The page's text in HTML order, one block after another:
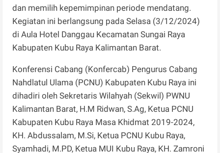
dan memilih kepemimpinan periode mendatang.
Kegiatan ini berlangsung pada Selasa (3/12/2024)
di Aula Hotel Danggau Kecamatan Sungai Raya
Kabupaten Kubu Raya Kalimantan Barat.
Konferensi Cabang (Konfercab) Pengurus Cabang
Nahdlatul Ulama (PCNU) Kabupaten Kubu Raya ini
dihadiri oleh Sekretaris Wilahyah (Sekwil) PWNU
Kalimantan Barat, H.M Ridwan, S.Ag, Ketua PCNU
Kabupaten Kubu Raya Masa Khidmat 2019-2024,
KH. Abdussalam, M.Si, Ketua PCNU Kubu Raya,
Syamhadi, M.PD, Ketua MUI Kubu Raya, KH. Zamroni